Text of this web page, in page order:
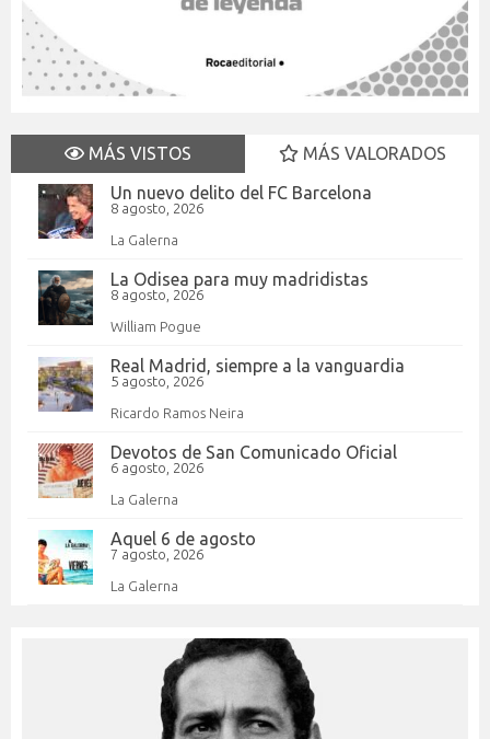
MÁS VISTOS
MÁS VALORADOS
Un nuevo delito del FC Barcelona
8 agosto, 2026
La Galerna
La Odisea para muy madridistas
8 agosto, 2026
William Pogue
Real Madrid, siempre a la vanguardia
5 agosto, 2026
Ricardo Ramos Neira
Devotos de San Comunicado Oficial
6 agosto, 2026
La Galerna
Aquel 6 de agosto
7 agosto, 2026
La Galerna